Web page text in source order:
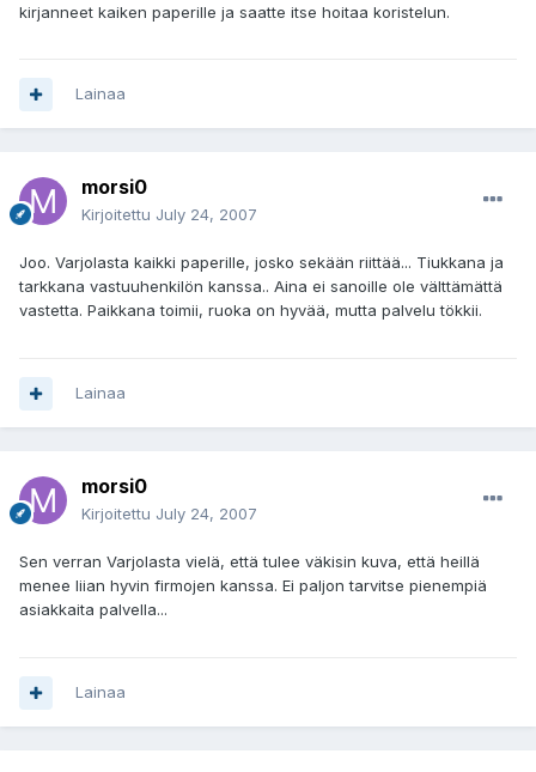
kirjanneet kaiken paperille ja saatte itse hoitaa koristelun.
Lainaa
morsi0
Kirjoitettu July 24, 2007
Joo. Varjolasta kaikki paperille, josko sekään riittää... Tiukkana ja
tarkkana vastuuhenkilön kanssa.. Aina ei sanoille ole välttämättä
vastetta. Paikkana toimii, ruoka on hyvää, mutta palvelu tökkii.
Lainaa
morsi0
Kirjoitettu July 24, 2007
Sen verran Varjolasta vielä, että tulee väkisin kuva, että heillä
menee liian hyvin firmojen kanssa. Ei paljon tarvitse pienempiä
asiakkaita palvella...
Lainaa